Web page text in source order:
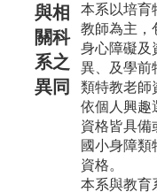
與相
關科
系之
異同
本系以培育
教師為主，
身心障礙及
異、及學前
類特教老師
依個人興趣
資格皆具備
國小身障類
資格。
本系與教育